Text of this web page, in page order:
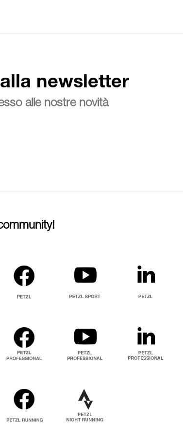
newsletter
alle nostre novità